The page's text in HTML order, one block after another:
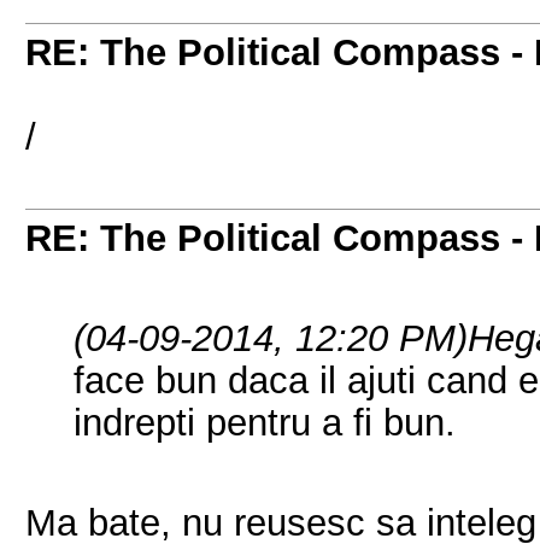
RE: The Political Compass -
/
RE: The Political Compass -
(04-09-2014, 12:20 PM)
face bun daca il ajuti cand
indrepti pentru a fi bun.
Ma bate, nu reusesc sa